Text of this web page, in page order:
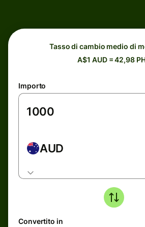
Tasso di cambio medio di
A$1 AUD = 42,98
Importo
AUD
Convertito in